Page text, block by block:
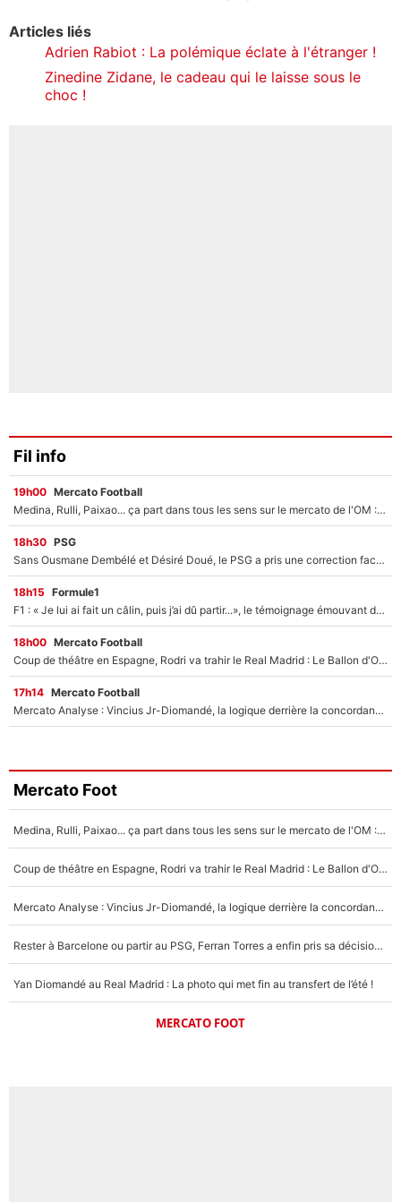
Articles liés
Adrien Rabiot : La polémique éclate à l'étranger !
Zinedine Zidane, le cadeau qui le laisse sous le
choc !
Fil info
19h00 Mercato Football
Medina, Rulli, Paixao... ça part dans tous les sens sur le mercato de l'OM : Frank McCourt va enfin récupérer l'argent qu'il attend ?
18h30 PSG
Sans Ousmane Dembélé et Désiré Doué, le PSG a pris une correction face à Majorque : Luis Enrique attend avec impatience des renforts !
18h15 Formule1
F1 : « Je lui ai fait un câlin, puis j’ai dû partir...», le témoignage émouvant de Max Verstappen sur sa fille
18h00 Mercato Football
Coup de théâtre en Espagne, Rodri va trahir le Real Madrid : Le Ballon d'Or a choisi de signer au FC Barcelone !
17h14 Mercato Football
Mercato Analyse : Vincius Jr-Diomandé, la logique derrière la concordance des temps
Mercato Foot
Medina, Rulli, Paixao... ça part dans tous les sens sur le mercato de l'OM : Frank McCourt va enfin récupérer l'argent qu'il attend ?
Coup de théâtre en Espagne, Rodri va trahir le Real Madrid : Le Ballon d'Or a choisi de signer au FC Barcelone !
Mercato Analyse : Vincius Jr-Diomandé, la logique derrière la concordance des temps
Rester à Barcelone ou partir au PSG, Ferran Torres a enfin pris sa décision : La course contre la montre est lancée !
Yan Diomandé au Real Madrid : La photo qui met fin au transfert de l’été !
MERCATO FOOT